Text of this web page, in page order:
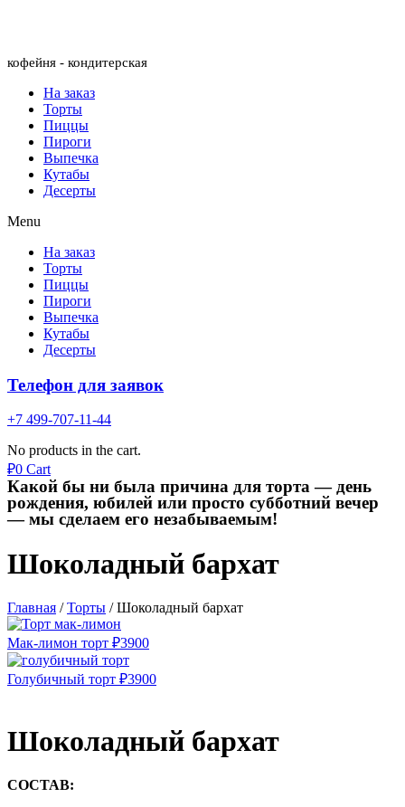
кофейня - кондитерская
На заказ
Торты
Пиццы
Пироги
Выпечка
Кутабы
Десерты
Menu
На заказ
Торты
Пиццы
Пироги
Выпечка
Кутабы
Десерты
Телефон для заявок
+7 499-707-11-44
No products in the cart.
₽0 Cart
Какой бы ни была причина для торта — день
рождения, юбилей или просто субботний вечер
— мы сделаем его незабываемым!
Шоколадный бархат
Главная /Торты /Шоколадный бархат
Мак-лимон торт ₽3900
Голубичный торт ₽3900
Шоколадный бархат
СОСТАВ: